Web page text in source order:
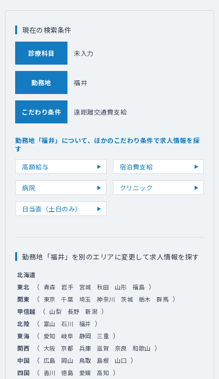
現在の検索条件
診療科目 未入力
勤務地 福井
こだわり条件 遠距離交通費支給
勤務地「福井」について、ほかのこだわり条件で求人情報を探
す
高額給与
宿泊費支給
病院 クリニック
日当直（土日のみ）
勤務地「福井」を別のエリアに変更して求人情報を探す
北海道
東北
（ 青森 岩手 宮城 秋田 山形 福島 ）
関東 （ 東京 千葉 埼玉 神奈川 茨城 栃木 群馬 ）
甲信越 （ 山梨 長野 新潟 ）
北陸 （ 富山 石川 福井 ）
東海 （ 愛知 岐阜 静岡 三重 ）
関西 （ 大阪 京都 兵庫 滋賀 奈良 和歌山 ）
中国 （ 広島 岡山 鳥取 島根 山口 ）
四国 （ 香川 徳島 愛媛 高知 ）